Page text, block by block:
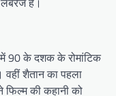
में 90 के दशक के रोमांटिक
शैतान का पहला
फिल्म की कहानी को